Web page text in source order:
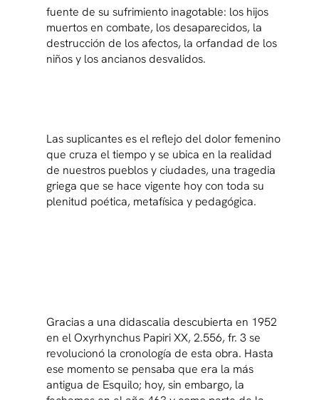
fuente de su sufrimiento inagotable: los hijos
muertos en combate, los desaparecidos, la
destrucción de los afectos, la orfandad de los
niños y los ancianos desvalidos.
Las suplicantes es el reflejo del dolor femenino
que cruza el tiempo y se ubica en la realidad
de nuestros pueblos y ciudades, una tragedia
griega que se hace vigente hoy con toda su
plenitud poética, metafísica y pedagógica.
Gracias a una didascalia descubierta en 1952
en el Oxyrhynchus Papiri XX, 2.556, fr. 3 se
revolucionó la cronología de esta obra. Hasta
ese momento se pensaba que era la más
antigua de Esquilo; hoy, sin embargo, la